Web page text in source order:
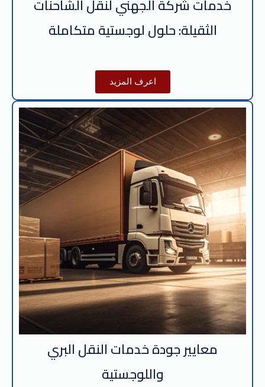
خدمات شركة الجهني لنقل الشاحنات
الثقيلة: حلول لوجستية متكاملة
اعرف المزيد
معايير جودة خدمات النقل البري
واللوجستية